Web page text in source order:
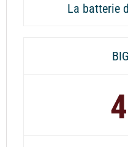
La batterie